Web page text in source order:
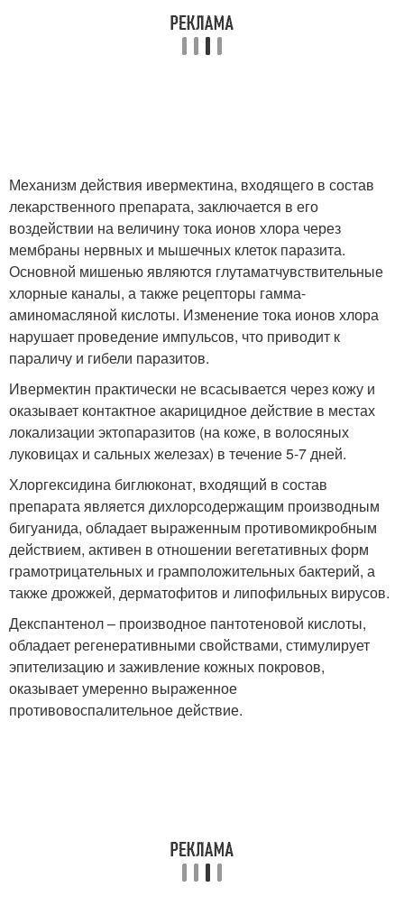
Механизм действия ивермектина, входящего в состав
лекарственного препарата, заключается в его
воздействии на величину тока ионов хлора через
мембраны нервных и мышечных клеток паразита.
Основной мишенью являются глутаматчувствительные
хлорные каналы, а также рецепторы гамма-
аминомасляной кислоты. Изменение тока ионов хлора
нарушает проведение импульсов, что приводит к
параличу и гибели паразитов.
Ивермектин практически не всасывается через кожу и
оказывает контактное акарицидное действие в местах
локализации эктопаразитов (на коже, в волосяных
луковицах и сальных железах) в течение 5-7 дней.
Хлоргексидина биглюконат, входящий в состав
препарата является дихлорсодержащим производным
бигуанида, обладает выраженным противомикробным
действием, активен в отношении вегетативных форм
грамотрицательных и грамположительных бактерий, а
также дрожжей, дерматофитов и липофильных вирусов.
Декспантенол – производное пантотеновой кислоты,
обладает регенеративными свойствами, стимулирует
эпителизацию и заживление кожных покровов,
оказывает умеренно выраженное
противовоспалительное действие.